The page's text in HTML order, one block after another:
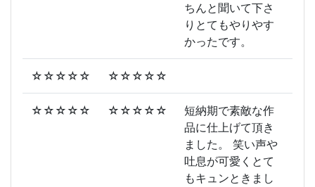
ちんと聞いて下さ
りとてもやりやす
かったです。
☆☆☆☆☆ ☆☆☆☆☆
☆☆☆☆☆ ☆☆☆☆☆
短納期で素敵な作
品に仕上げて頂き
ました。 笑い声や
吐息が可愛くとて
もキュンときまし